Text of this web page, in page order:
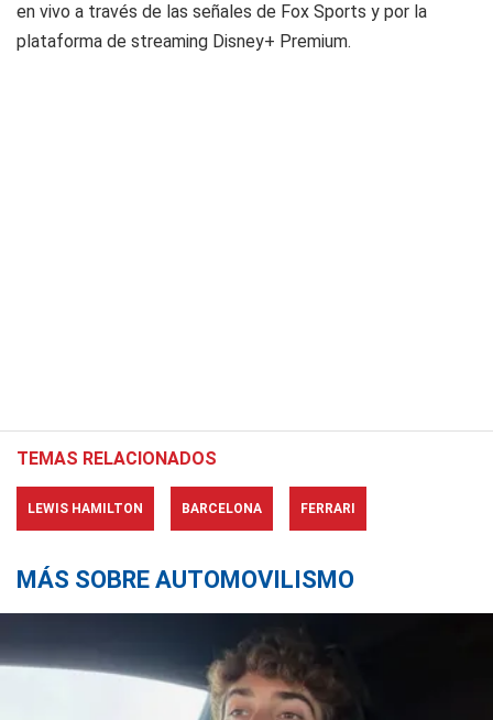
en vivo a través de las señales de Fox Sports y por la
plataforma de streaming Disney+ Premium.
TEMAS RELACIONADOS
LEWIS HAMILTON BARCELONA FERRARI
MÁS SOBRE AUTOMOVILISMO